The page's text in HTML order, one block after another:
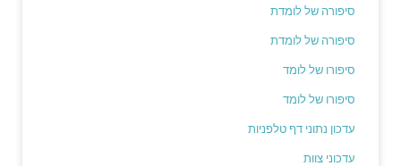
סיפורה של לומדת
סיפורה של לומדת
סיפורו של לומד
סיפורו של לומד
עדכון נתוני דף טלפניות
עדכוני צוות